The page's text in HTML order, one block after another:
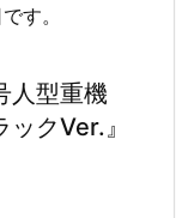
す。
人型重機
クVer.』